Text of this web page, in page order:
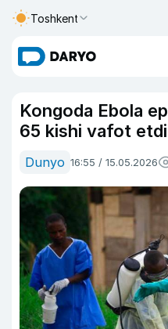
Toshkent
Kongoda Ebola
65 kishi vafot etdi
Dunyo 16:55 / 15.05.2026